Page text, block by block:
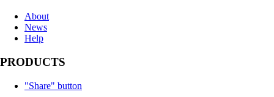
About
News
Help
PRODUCTS
"Share" button